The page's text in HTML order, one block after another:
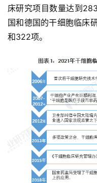
床研究项目数量达到
国和德国的干细胞临床
和322项。